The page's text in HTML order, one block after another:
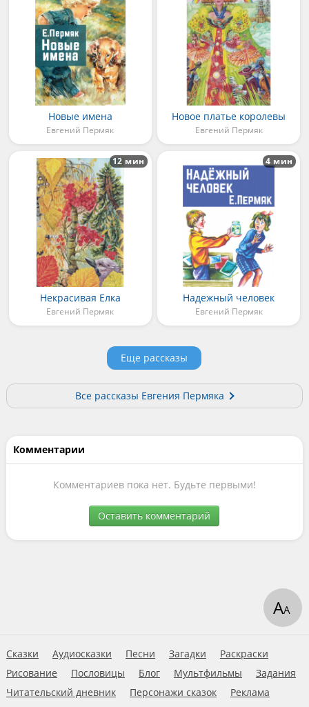
Новые имена
Евгений Пермяк
Новое платье королевы
Евгений Пермяк
Некрасивая Елка
Евгений Пермяк
12 мин
Надежный человек
Евгений Пермяк
4 мин
Еще рассказы
Все рассказы Евгения Пермяка
Комментарии
Комментариев пока нет. Будьте первыми!
Оставить комментарий
Сказки Аудиосказки Песни Загадки
Раскраски
Рисование
Пословицы Блог Мультфильмы
Задания
Читательский дневник
Персонажи сказок
Реклама
АА